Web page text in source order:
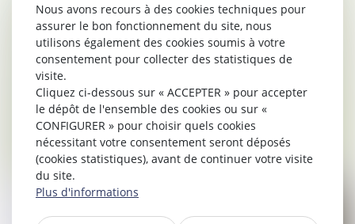
Nous avons recours à des cookies techniques pour
assurer le bon fonctionnement du site, nous
utilisons également des cookies soumis à votre
consentement pour collecter des statistiques de
visite.
Cliquez ci-dessous sur « ACCEPTER » pour accepter
le dépôt de l'ensemble des cookies ou sur «
CONFIGURER » pour choisir quels cookies
nécessitant votre consentement seront déposés
(cookies statistiques), avant de continuer votre visite
du site.
Plus d'informations